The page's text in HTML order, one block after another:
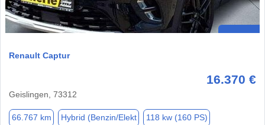
Renault Captur
16.370 €
Geislingen, 73312
66.767 km Hybrid (Benzin/Elekt 118 kw (160 PS)